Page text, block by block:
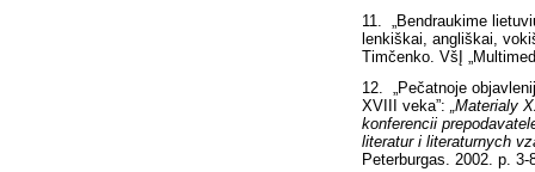
11. „Bendraukime
lenkiškai, angliškai,
Timčenko. VšĮ
12. „Pečatnoje
XVIII veka”: „Materialy
konferencii
literatur i literaturnych
Peterburgas. 2002. p. 3-